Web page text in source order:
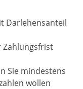
Darlehensanteil
Zahlungsfrist
Sie mindestens
wollen